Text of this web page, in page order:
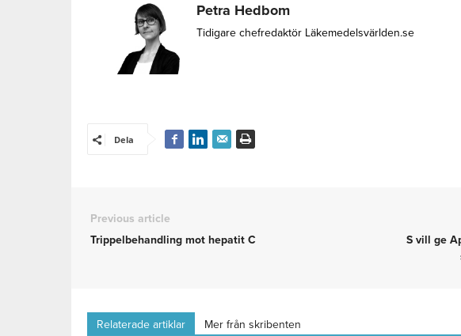
Petra Hedbom
Tidigare chefredaktör Läkemedelsvärlden.se
Dela
Previous article
Trippelbehandling mot hepatit C
S vill ge
Relaterade artiklar Mer från skribenten